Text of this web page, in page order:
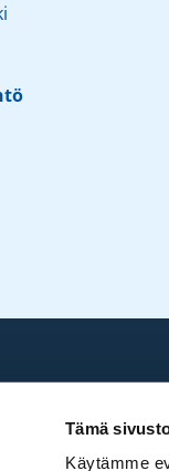
Tämä
Käytämme